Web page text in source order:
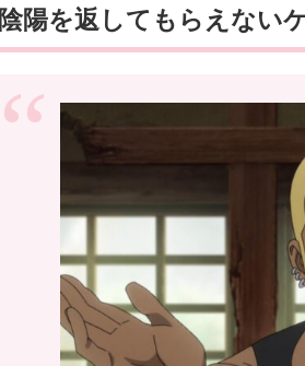
陰陽を返してもらえない